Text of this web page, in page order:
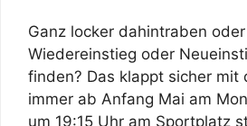
Ganz locker dahintraben
Wiedereinstieg oder
finden? Das klappt sicher
immer ab Anfang Mai am
um 19:15 Uhr am Sportplatz